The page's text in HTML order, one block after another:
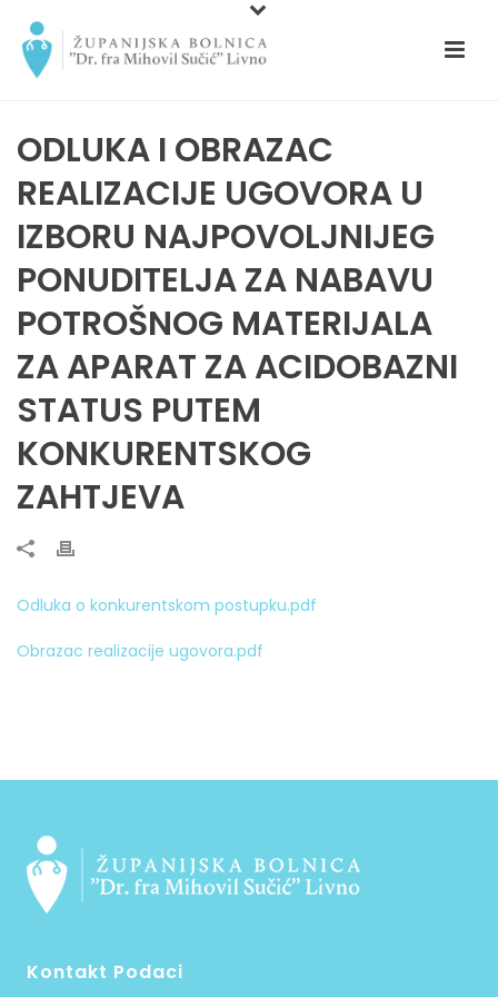
ODLUKA I OBRAZAC
REALIZACIJE UGOVORA U
IZBORU NAJPOVOLJNIJEG
PONUDITELJA ZA NABAVU
POTROŠNOG MATERIJALA
ZA APARAT ZA ACIDOBAZNI
STATUS PUTEM
KONKURENTSKOG
ZAHTJEVA
Odluka o konkurentskom postupku.pdf
Obrazac realizacije ugovora.pdf
Kontakt Podaci